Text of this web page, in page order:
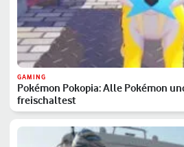
GAMING
Pokémon Pokopia: Alle Pokémon
freischaltest